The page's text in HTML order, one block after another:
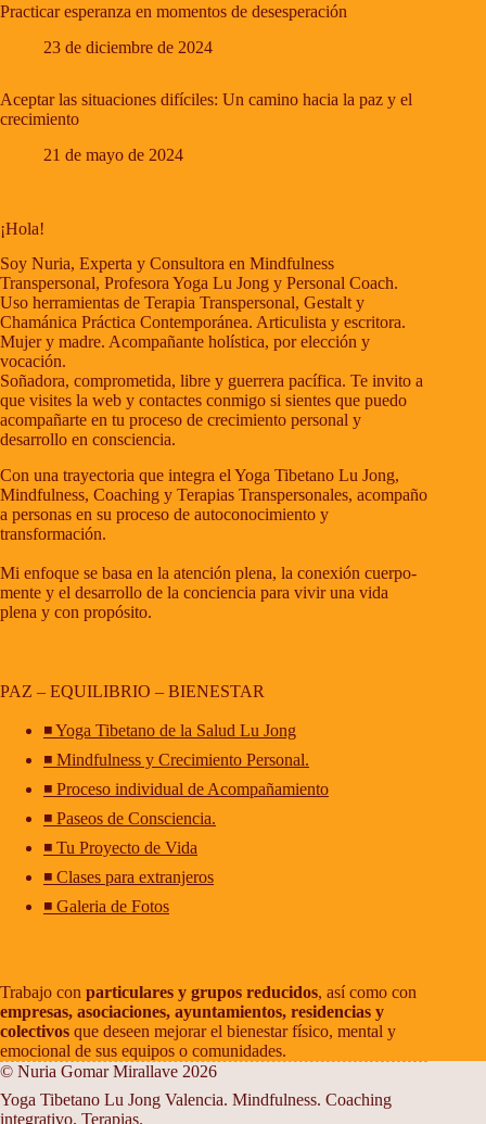
Practicar esperanza en momentos de desesperación
23 de diciembre de 2024
Aceptar las situaciones difíciles: Un camino hacia la paz y el
crecimiento
21 de mayo de 2024
¡Hola!
Soy Nuria, Experta y Consultora en Mindfulness
Transpersonal, Profesora Yoga Lu Jong y Personal Coach.
Uso herramientas de Terapia Transpersonal, Gestalt y
Chamánica Práctica Contemporánea. Articulista y escritora.
Mujer y madre. Acompañante holística, por elección y
vocación.
Soñadora, comprometida, libre y guerrera pacífica. Te invito a
que visites la web y contactes conmigo si sientes que puedo
acompañarte en tu proceso de crecimiento personal y
desarrollo en consciencia.
Con una trayectoria que integra el Yoga Tibetano Lu Jong,
Mindfulness, Coaching y Terapias Transpersonales, acompaño
a personas en su proceso de autoconocimiento y
transformación.
Mi enfoque se basa en la atención plena, la conexión cuerpo-
mente y el desarrollo de la conciencia para vivir una vida
plena y con propósito.
PAZ – EQUILIBRIO – BIENESTAR
◾ Yoga Tibetano de la Salud Lu Jong
◾ Mindfulness y Crecimiento Personal.
◾ Proceso individual de Acompañamiento
◾ Paseos de Consciencia.
◾ Tu Proyecto de Vida
◾ Clases para extranjeros
◾ Galeria de Fotos
Trabajo con particulares y grupos reducidos, así como con
empresas, asociaciones, ayuntamientos, residencias y
colectivos que deseen mejorar el bienestar físico, mental y
emocional de sus equipos o comunidades.
© Nuria Gomar Mirallave 2026
Yoga Tibetano Lu Jong Valencia. Mindfulness. Coaching
integrativo. Terapias.